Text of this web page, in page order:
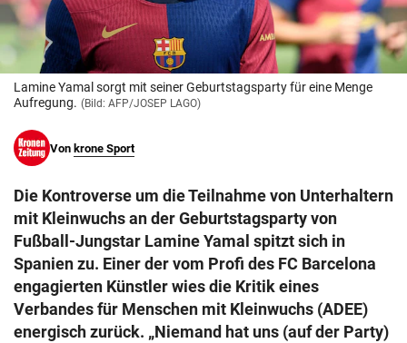
© Krone Multimedia GmbH & Co KG 2026
Muthgasse 2, 1190 Wien
Lamine Yamal sorgt mit seiner Geburtstagsparty für eine Menge
Aufregung. (Bild: AFP/JOSEP LAGO)
Von krone Sport
Die Kontroverse um die Teilnahme von Unterhaltern
mit Kleinwuchs an der Geburtstagsparty von
Fußball-Jungstar Lamine Yamal spitzt sich in
Spanien zu. Einer der vom Profi des FC Barcelona
engagierten Künstler wies die Kritik eines
Verbandes für Menschen mit Kleinwuchs (ADEE)
energisch zurück. „Niemand hat uns (auf der Party)